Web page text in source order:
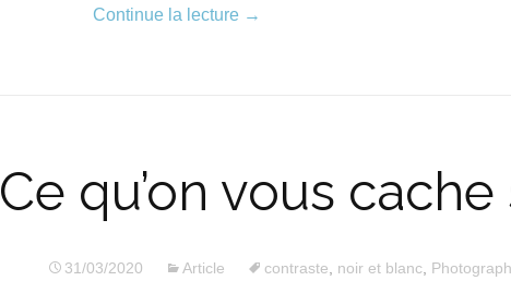
Continue la lecture →
Ce qu’on vous
31/03/2020 Article contraste noir et blanc,